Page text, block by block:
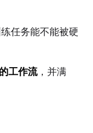
Bias
任务能不能被硬
工作流，并满